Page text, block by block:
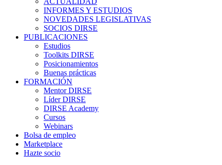
INFORMES Y ESTUDIOS
NOVEDADES LEGISLATIVAS
SOCIOS DIRSE
PUBLICACIONES
Estudios
Toolkits DIRSE
Posicionamientos
Buenas prácticas
FORMACIÓN
Mentor DIRSE
Líder DIRSE
DIRSE Academy
Cursos
Webinars
Bolsa de empleo
Marketplace
Hazte socio